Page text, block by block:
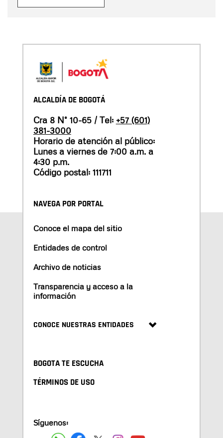
ALCALDÍA DE BOGOTÁ
Cra 8 N° 10-65 / Tel: +57 (601)
381-3000
Horario de atención al público:
Lunes a viernes de 7:00 a.m. a
4:30 p.m.
Código postal: 111711
NAVEGA POR PORTAL
Conoce el mapa del sitio
Entidades de control
Archivo de noticias
Transparencia y acceso a la
información
CONOCE NUESTRAS ENTIDADES
BOGOTA TE ESCUCHA
TÉRMINOS DE USO
Síguenos: